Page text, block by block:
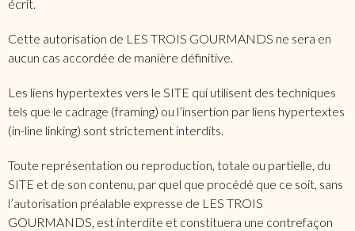
écrit.
Cette autorisation de LES TROIS GOURMANDS ne sera en
aucun cas accordée de manière définitive.
Les liens hypertextes vers le SITE qui utilisent des techniques
tels que le cadrage (framing) ou l’insertion par liens hypertextes
(in-line linking) sont strictement interdits.
Toute représentation ou reproduction, totale ou partielle, du
SITE et de son contenu, par quel que procédé que ce soit, sans
l’autorisation préalable expresse de LES TROIS
GOURMANDS, est interdite et constituera une contrefaçon